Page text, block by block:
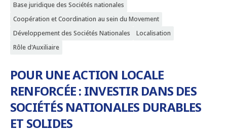
Base juridique des Sociétés nationales
Coopération et Coordination au sein du Movement
Développement des Sociétés Nationales
Localisation
Rôle d'Auxiliaire
POUR UNE ACTION LOCALE
RENFORCÉE : INVESTIR DANS DES
SOCIÉTÉS NATIONALES DURABLES
ET SOLIDES